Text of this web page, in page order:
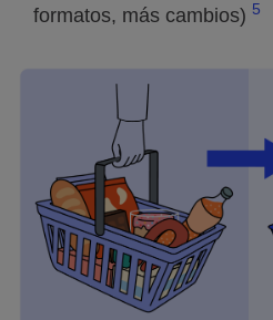
formatos, más cambios) 5